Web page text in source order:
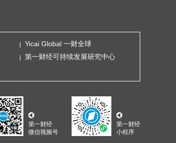
Yicai Global 一财全球
第一财经可持续发展研究中心
第一财经
微信视频号
第一财经
小程序